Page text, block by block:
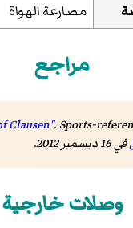
مصارعة الهواة
مراجع
في 16 ديسمبر 2012 .
وصلات خارجية